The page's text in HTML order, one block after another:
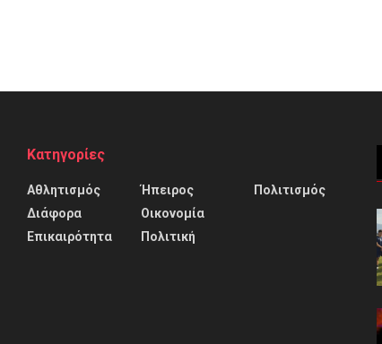
Κατηγορίες
Αθλητισμός
Διάφορα
Επικαιρότητα
Ήπειρος
Οικονομία
Πολιτική
Πολιτισμός